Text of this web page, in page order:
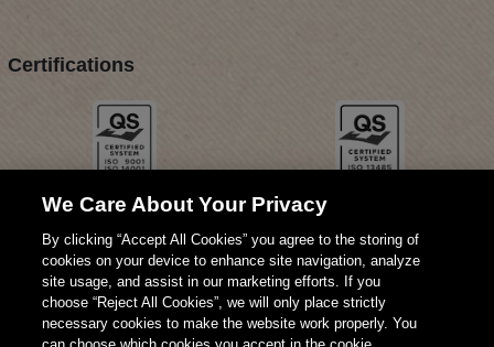
Certifications
We Care About Your Privacy
By clicking “Accept All Cookies” you agree to the storing of
cookies on your device to enhance site navigation, analyze
site usage, and assist in our marketing efforts. If you
choose “Reject All Cookies”, we will only place strictly
necessary cookies to make the website work properly. You